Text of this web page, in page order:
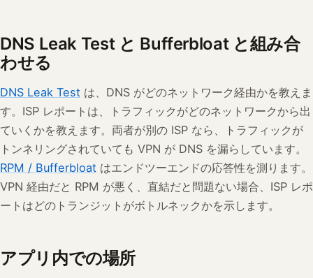
DNS Leak Test と Bufferbloat と組み合
わせる
DNS Leak Test は、DNS がどのネットワーク経由かを教えま
す。ISP レポートは、トラフィックがどのネットワークから出
ていくかを教えます。両者が別の ISP なら、トラフィックが
トンネリングされていても VPN が DNS を漏らしています。
RPM / Bufferbloat はエンドツーエンドの応答性を測ります。
VPN 経由だと RPM が悪く、直結だと問題ない場合、ISP レポ
ートはどのトランジットがボトルネックかを示します。
アプリ内での場所